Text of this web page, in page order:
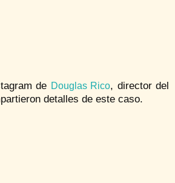
de Douglas Rico, director del
detalles de este caso.